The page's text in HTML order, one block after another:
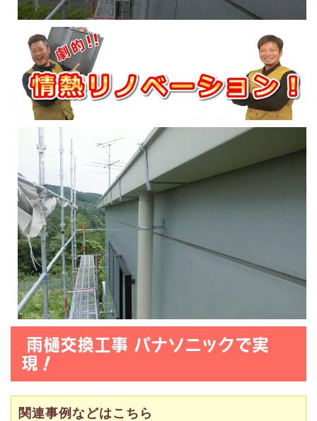
雨樋交換工事 パナソニックで実
現！
関連事例などはこちら